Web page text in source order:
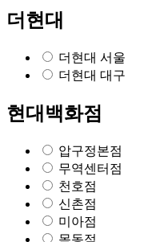
더현대
더현대 서울
더현대 대구
현대백화점
압구정본점
무역센터점
천호점
신촌점
미아점
목동점